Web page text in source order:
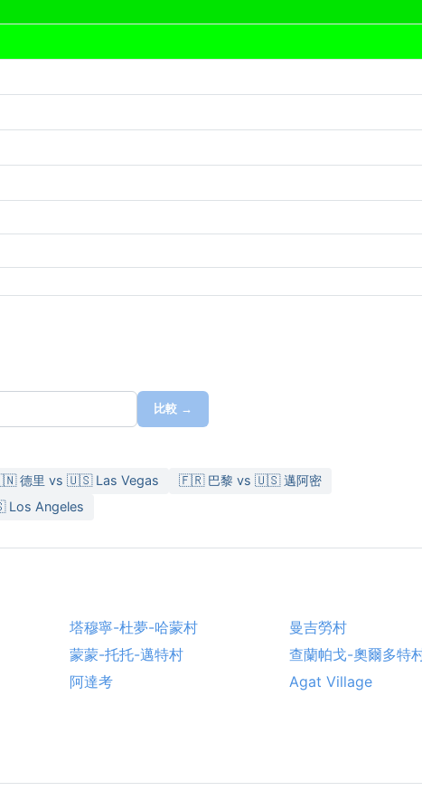
比較 →
德里 vs 🇺🇸 Las Vegas
🇫🇷 巴黎 vs 🇺🇸 邁阿密
Angeles
塔穆寧-杜夢-哈蒙村
曼吉勞村
蒙蒙-托托-邁特村
查蘭帕戈-奧爾多特
阿達考
Agat Village